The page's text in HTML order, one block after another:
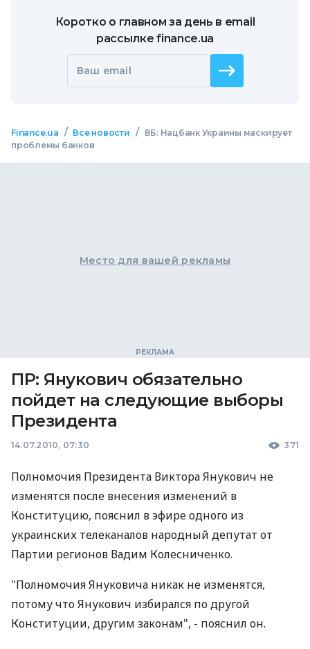
Коротко о главном за день в email
рассылке finance.ua
Ваш email
Finance.ua / Все новости /
ВБ: Нацбанк Украины маскирует
проблемы банков
Место для вашей рекламы
ПР: Янукович обязательно
пойдет на следующие выборы
Президента
14.07.2010, 07:30 371
Полномочия Президента Виктора Янукович не
изменятся после внесения изменений в
Конституцию, пояснил в эфире одного из
украинских телеканалов народный депутат от
Партии регионов Вадим Колесниченко.
"Полномочия Януковича никак не изменятся,
потому что Янукович избирался по другой
Конституции, другим законам", - пояснил он.